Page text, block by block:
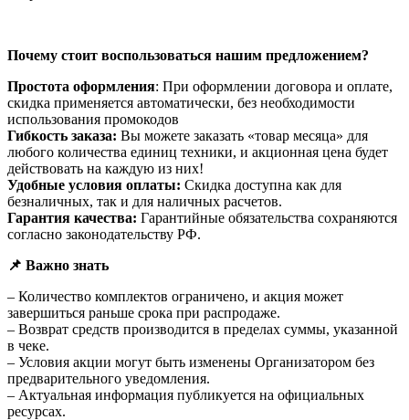
Почему стоит воспользоваться нашим предложением?
Простота оформления: При оформлении договора и оплате,
скидка применяется автоматически, без необходимости
использования промокодов
Гибкость заказа: Вы можете заказать «товар месяца» для
любого количества единиц техники, и акционная цена будет
действовать на каждую из них!
Удобные условия оплаты: Скидка доступна как для
безналичных, так и для наличных расчетов.
Гарантия качества: Гарантийные обязательства сохраняются
согласно законодательству РФ.
📌 Важно знать
– Количество комплектов ограничено, и акция может
завершиться раньше срока при распродаже.
– Возврат средств производится в пределах суммы, указанной
в чеке.
– Условия акции могут быть изменены Организатором без
предварительного уведомления.
– Актуальная информация публикуется на официальных
ресурсах.